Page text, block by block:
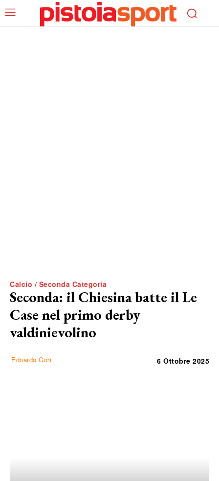
Calcio / Seconda Categoria
Seconda: il Chiesina batte il Le
Case nel primo derby
valdinievolino
Edoardo Gori 6 Ottobre 2025